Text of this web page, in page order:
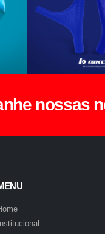
nossas
Institucional